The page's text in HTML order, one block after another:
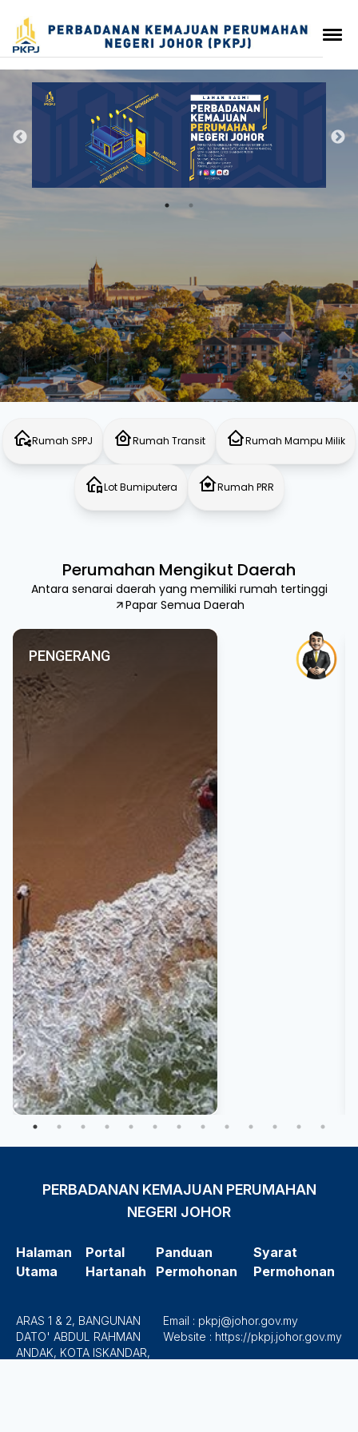
Panduan Permohonan
Syarat Permohonan
Bantuan Kasih
Rumah SPPJ Rumah Transit Rumah Mampu Milik
Lot Bumiputera Rumah PRR
Perumahan Mengikut Daerah
Antara senarai daerah yang memiliki rumah tertinggi
Papar Semua Daerah
PENGERANG
PERBADANAN KEMAJUAN PERUMAHAN
NEGERI JOHOR
Halaman
Utama
Portal
Hartanah
Panduan
Permohonan
Syarat
Permohonan
ARAS 1 & 2, BANGUNAN
DATO' ABDUL RAHMAN
ANDAK, KOTA ISKANDAR,
Email : pkpj@johor.gov.my
Website : https://pkpj.johor.gov.my